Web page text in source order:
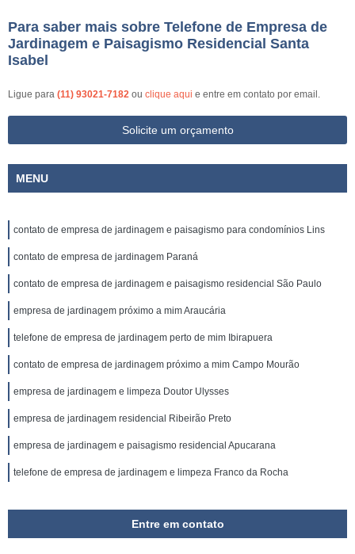
Para saber mais sobre Telefone de Empresa de
Jardinagem e Paisagismo Residencial Santa
Isabel
Ligue para (11) 93021-7182 ou clique aqui e entre em contato por email.
Solicite um orçamento
MENU
contato de empresa de jardinagem e paisagismo para condomínios Lins
contato de empresa de jardinagem Paraná
contato de empresa de jardinagem e paisagismo residencial São Paulo
empresa de jardinagem próximo a mim Araucária
telefone de empresa de jardinagem perto de mim Ibirapuera
contato de empresa de jardinagem próximo a mim Campo Mourão
empresa de jardinagem e limpeza Doutor Ulysses
empresa de jardinagem residencial Ribeirão Preto
empresa de jardinagem e paisagismo residencial Apucarana
telefone de empresa de jardinagem e limpeza Franco da Rocha
Entre em contato